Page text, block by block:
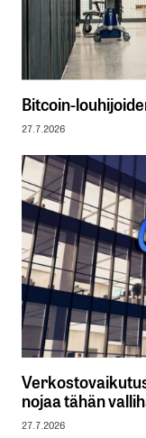
Bitcoin-
27.7.2026
nojaa tähän
27.7.2026